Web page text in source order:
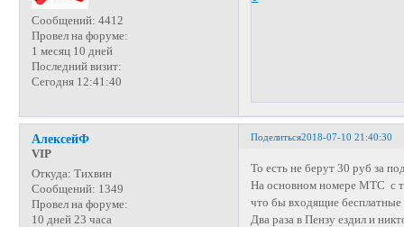
Сообщений: 4412
Провел на форуме:
1 месяц 10 дней
Последний визит:
Сегодня 12:41:40
Поделиться2018-07-10 21:40:30
АлексейФ
VIP
Откуда: Тихвин
Сообщений: 1349
Провел на форуме:
10 дней 23 часа
То есть не берут 30 руб за
На основном номере МТС с
что бы входящие
Два раза в Пензу ездил и